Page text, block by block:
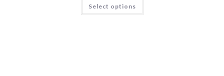
Select options